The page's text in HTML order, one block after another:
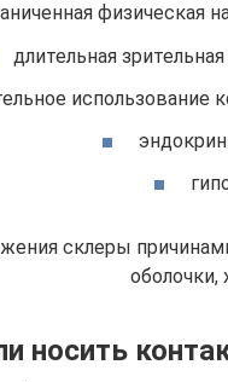
физическая
длительная
использование
склеры
оболочки,
носить